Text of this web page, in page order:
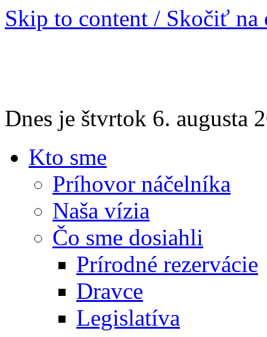
Skip to content / Skočiť na
Dnes je štvrtok 6. augusta
Kto sme
Príhovor náčelníka
Naša vízia
Čo sme dosiahli
Prírodné rezervácie
Dravce
Legislatíva